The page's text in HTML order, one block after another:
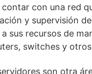
con una red
y supervisión
sus recursos de
switches y
son otra